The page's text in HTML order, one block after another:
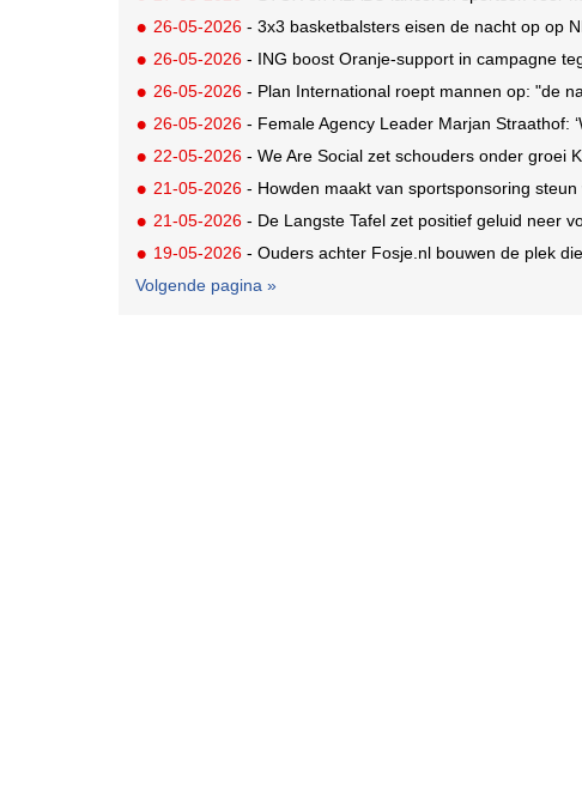
26-05-2026 - 3x3 basketbalsters eisen de nacht op op
26-05-2026 - ING boost Oranje-support in campagne
26-05-2026 - Plan International roept mannen op: "de
26-05-2026 - Female Agency Leader Marjan Straathof:
22-05-2026 - We Are Social zet schouders onder groei
21-05-2026 - Howden maakt van sportsponsoring
21-05-2026 - De Langste Tafel zet positief geluid neer
19-05-2026 - Ouders achter Fosje.nl bouwen de plek
Volgende pagina »